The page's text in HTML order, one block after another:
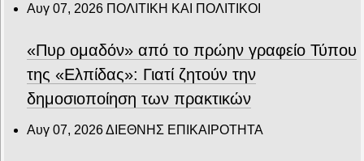
Αυγ 07, 2026 ΠΟΛΙΤΙΚΗ ΚΑΙ ΠΟΛΙΤΙΚΟΙ
«Πυρ ομαδόν» από το πρώην γραφείο Τύπου
της «Ελπίδας»: Γιατί ζητούν την
δημοσιοποίηση των πρακτικών
Αυγ 07, 2026ΔΙΕΘΝΗΣ ΕΠΙΚΑΙΡΟΤΗΤΑ